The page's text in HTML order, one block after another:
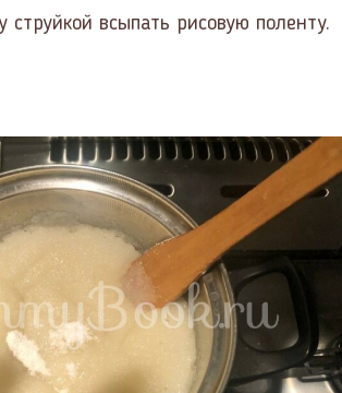
всыпать рисовую поленту.